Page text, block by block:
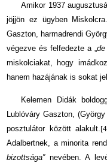
Amikor 1937
jöjjön ez ügyben
Gaszton, harmadrendi
végezve és felfedezte a „de
miskolciakat, hogy
hanem hazájának is sokat
Kelemen Didák
Lublóváry Gaszton,
posztulátor között alakult.
Adalbertnek, a minorita
bizottsága”nevében. A